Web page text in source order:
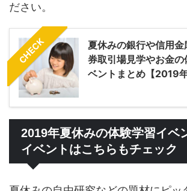
ださい。
CHECK
夏休みの銀行や信用金
券取引場見学やお金の
ベントまとめ【2019年
2019年夏休みの体験学習イベ
イベントはこちらもチェック